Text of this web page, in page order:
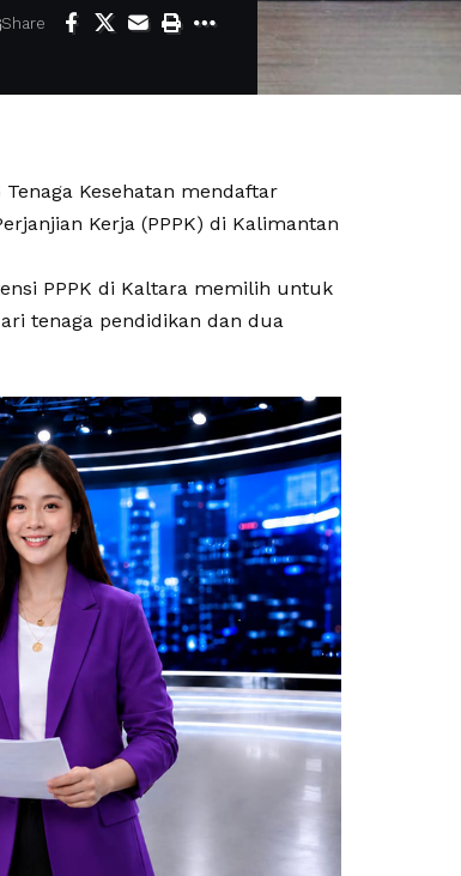
Share
Tenaga Kesehatan mendaftar
Kerja (PPPK) di Kalimantan
PPPK di Kaltara memilih untuk
tenaga pendidikan dan dua